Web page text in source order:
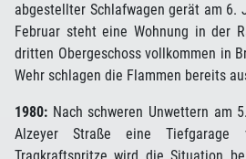
abgestellter Schlafwagen gerät am 6.
Februar steht eine Wohnung in der
dritten Obergeschoss vollkommen in
Wehr schlagen die Flammen bereits
1980: Nach schweren Unwettern am
Alzeyer Straße eine